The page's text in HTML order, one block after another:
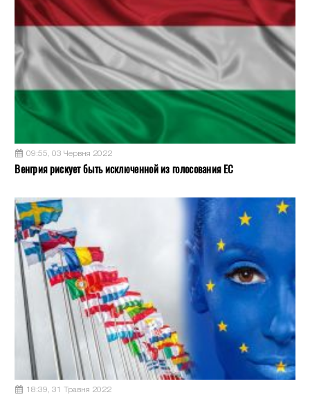
09:55, 03 Червня 2022
Венгрия рискует быть исключенной из голосования ЕС
18:39, 31 Травня 2022